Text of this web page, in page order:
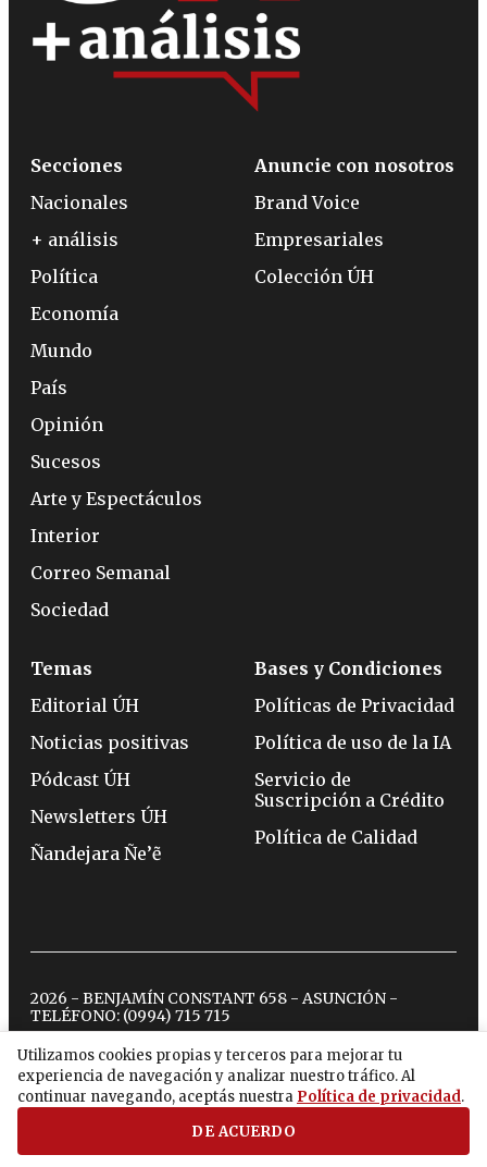
Utilizamos cookies propias y terceros para mejorar tu
experiencia de navegación y analizar nuestro tráfico. Al
continuar navegando, aceptás nuestra Política de privacidad.
DE ACUERDO
Secciones
Nacionales
+ análisis
Política
Economía
Mundo
País
Opinión
Sucesos
Arte y Espectáculos
Interior
Correo Semanal
Sociedad
Anuncie con nosotros
Brand Voice
Empresariales
Colección ÚH
Temas
Editorial ÚH
Noticias positivas
Pódcast ÚH
Newsletters ÚH
Ñandejara Ñe’ẽ
Bases y Condiciones
Políticas de Privacidad
Política de uso de la IA
Servicio de
Suscripción a Crédito
Política de Calidad
2026 - BENJAMÍN CONSTANT 658 - ASUNCIÓN -
TELÉFONO: (0994) 715 715
twitterinstagram
facebook
tiktokyoutubespotify